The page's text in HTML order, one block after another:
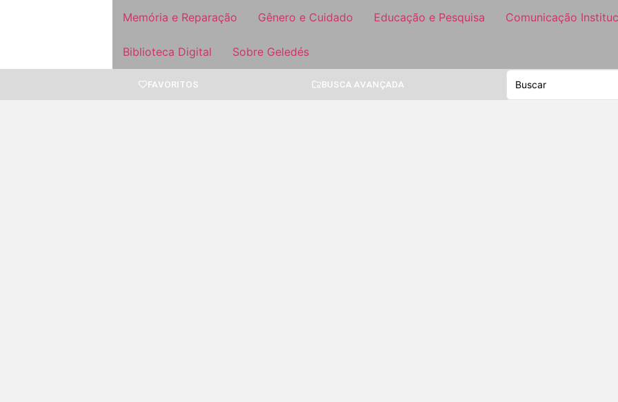
Memória e Reparação Gênero e Cuidado Educação e Pesquisa Comunicação
Biblioteca Digital Sobre Geledés
FAVORITOS BUSCA AVANÇADA